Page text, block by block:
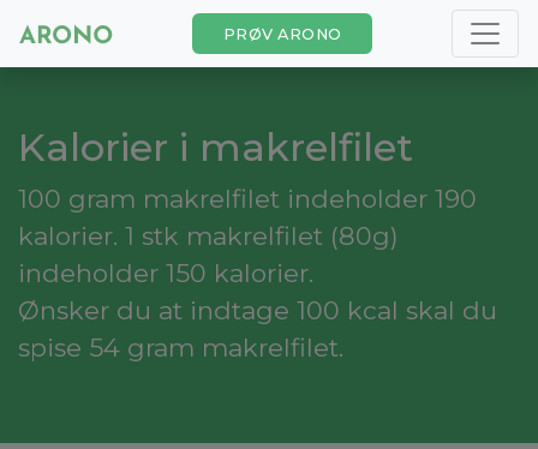
PRØV ARONO
Kalorier i makrelfilet
100 gram makrelfilet indeholder 190
kalorier. 1 stk makrelfilet (80g)
indeholder 150 kalorier.
Ønsker du at indtage 100 kcal skal du
spise 54 gram makrelfilet.